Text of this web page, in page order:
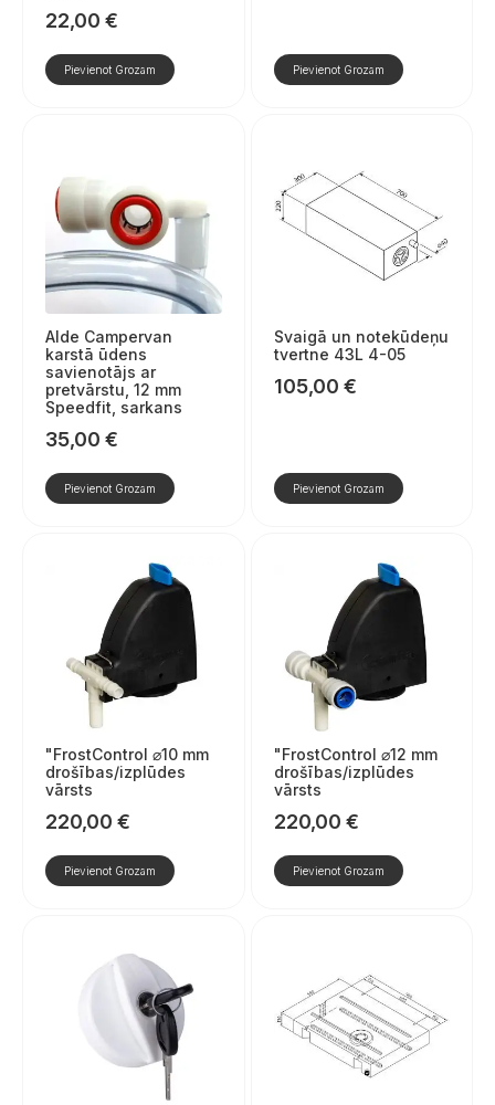
22,00 €
Pievienot Grozam Pievienot Grozam
Alde Campervan
karstā ūdens
savienotājs ar
pretvārstu, 12 mm
Speedfit, sarkans
35,00 €
Pievienot Grozam
Svaigā un notekūdeņu
tvertne 43L 4-05
105,00 €
Pievienot Grozam
"FrostControl ⌀10 mm
drošības/izplūdes
vārsts
220,00 €
Pievienot Grozam
"FrostControl ⌀12 mm
drošības/izplūdes
vārsts
220,00 €
Pievienot Grozam